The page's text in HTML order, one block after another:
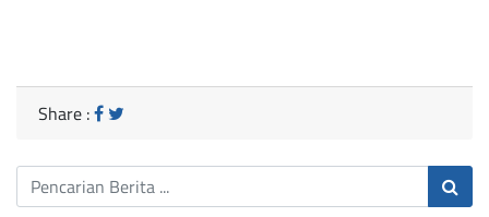
Share :